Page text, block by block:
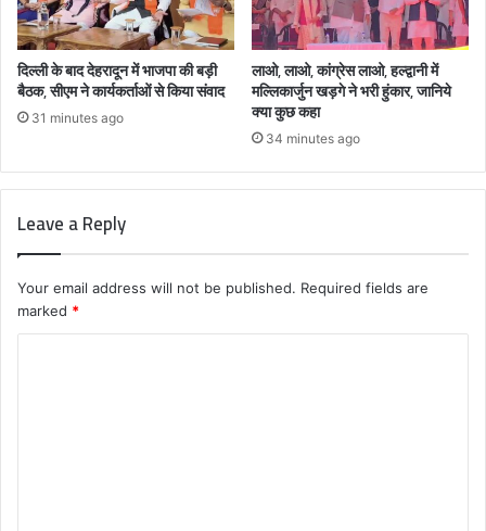
दिल्ली के बाद देहरादून में भाजपा की बड़ी
बैठक, सीएम ने कार्यकर्ताओं से किया संवाद
31 minutes ago
लाओ, लाओ, कांग्रेस लाओ, हल्द्वानी में
मल्लिकार्जुन खड़गे ने भरी हुंकार, जानिये
क्या कुछ कहा
34 minutes ago
Leave a Reply
Your email address will not be published. Required fields are
marked *